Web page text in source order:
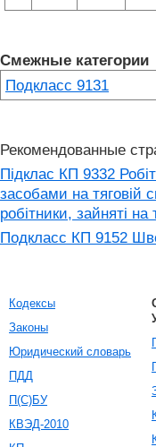
Смежные категории
Подкласс 9131
Рекомендованные
Підклас КП 9332
засобами на тяговій
робітники, зайняті на
Подкласс КП 9152
Кодексы
Законы
Юридический словарь
ПДД
П(С)БУ
КВЭД-2010